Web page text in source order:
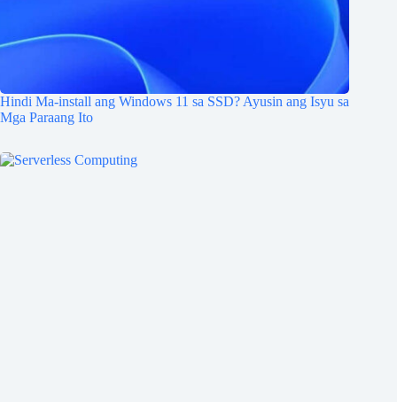
Hindi Ma-install ang Windows 11 sa SSD? Ayusin ang Isyu sa
Mga Paraang Ito